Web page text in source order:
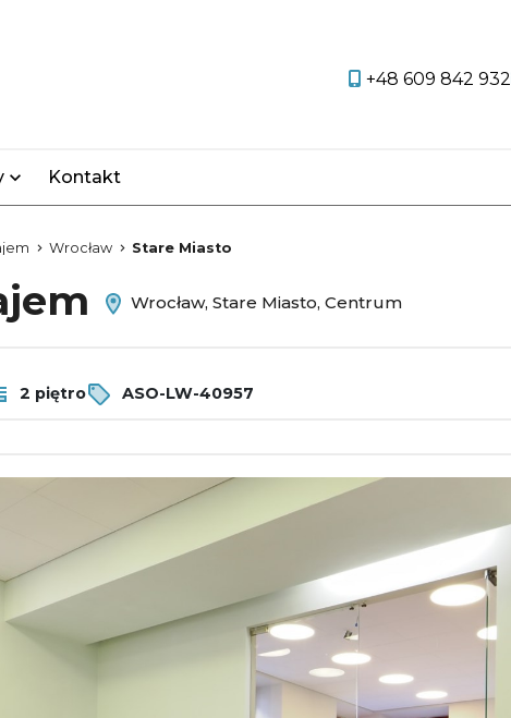
+48 609 842 932
Kontakt
Wrocław Stare Miasto
Wrocław, Stare Miasto, Centrum
2 piętro ASO-LW-40957